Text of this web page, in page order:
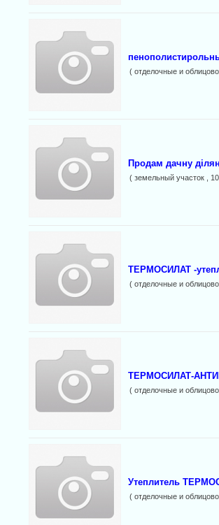
( отделочные и
Продам дачну
( земельный участок ,
ТЕРМОСИЛАТ -
( отделочные и
ТЕРМОСИЛАТ-
( отделочные и
Утеплитель
( отделочные и